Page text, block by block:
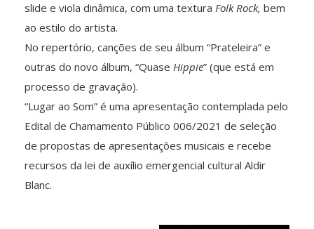
slide e viola dinâmica, com uma textura Folk Rock, bem
ao estilo do artista.
No repertório, canções de seu álbum “Prateleira” e
outras do novo álbum, “Quase Hippie” (que está em
processo de gravação).
“Lugar ao Som” é uma apresentação contemplada pelo
Edital de Chamamento Público 006/2021 de seleção
de propostas de apresentações musicais e recebe
recursos da lei de auxílio emergencial cultural Aldir
Blanc.